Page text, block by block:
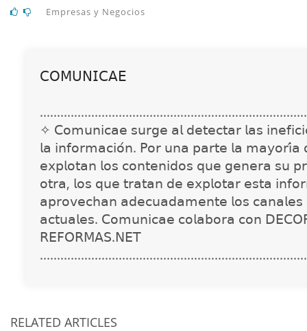
Empresas y Negocios
𝖢𝖮𝖬𝖴𝖭𝖨𝖢𝖠𝖤
✧ 𝖢𝗈𝗆𝗎𝗇𝗂𝖼𝖺𝖾 𝗌𝗎𝗋𝗀𝖾 𝖺𝗅 𝖽𝖾𝗍𝖾𝖼𝗍𝖺𝗋 𝗅𝖺𝗌
𝗅𝖺 𝗂𝗇𝖿𝗈𝗋𝗆𝖺𝖼𝗂𝗈́𝗇. 𝖯𝗈𝗋 𝗎𝗇𝖺 𝗉𝖺𝗋𝗍𝖾 𝗅𝖺
𝖾𝗑𝗉𝗅𝗈𝗍𝖺𝗇 𝗅𝗈𝗌 𝖼𝗈𝗇𝗍𝖾𝗇𝗂𝖽𝗈𝗌 𝗊𝗎𝖾 𝗀𝖾𝗇𝖾𝗋𝖺 𝗌𝗎
𝗈𝗍𝗋𝖺, 𝗅𝗈𝗌 𝗊𝗎𝖾 𝗍𝗋𝖺𝗍𝖺𝗇 𝖽𝖾 𝖾𝗑𝗉𝗅𝗈𝗍𝖺𝗋 𝖾𝗌𝗍𝖺
𝖺𝗉𝗋𝗈𝗏𝖾𝖼𝗁𝖺𝗇 𝖺𝖽𝖾𝖼𝗎𝖺𝖽𝖺𝗆𝖾𝗇𝗍𝖾 𝗅𝗈𝗌
𝖺𝖼𝗍𝗎𝖺𝗅𝖾𝗌. 𝖢𝗈𝗆𝗎𝗇𝗂𝖼𝖺𝖾 𝖼𝗈𝗅𝖺𝖻𝗈𝗋𝖺 𝖼𝗈𝗇
𝖱𝖤𝖥𝖮𝖱𝖬𝖠𝖲.𝖭𝖤𝖳
RELATED ARTICLES